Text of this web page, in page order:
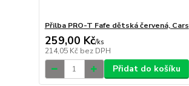
Přilba PRO-T Fafe dětská červená, Cars
259,00 Kč/ks
214,05 Kč bez DPH
Přidat do košíku